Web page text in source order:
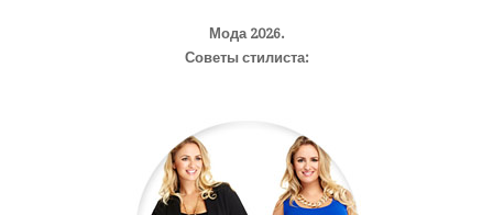
Мода 2026.
Советы стилиста: